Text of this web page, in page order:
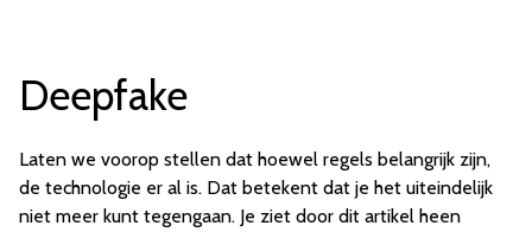
Deepfake
Laten we voorop stellen dat hoewel regels belangrijk zijn,
de technologie er al is. Dat betekent dat je het uiteindelijk
niet meer kunt tegengaan. Je ziet door dit artikel heen